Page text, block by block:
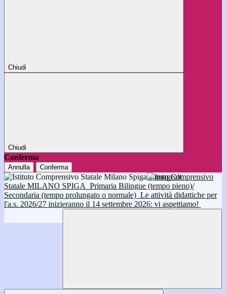
Chiudi
Chiudi
Conferma
Annulla Conferma
Istituto Comprensivo
Statale MILANO SPIGA Primaria Bilingue (tempo pieno)/
Secondaria (tempo prolungato o normale) Le attività didattiche per
l'a.s. 2026/27 inizieranno il 14 settembre 2026: vi aspettiamo!